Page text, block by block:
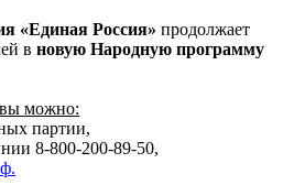
«Единая Россия» продолжает
в новую Народную программу
можно:
партии,
8-800-200-89-50,